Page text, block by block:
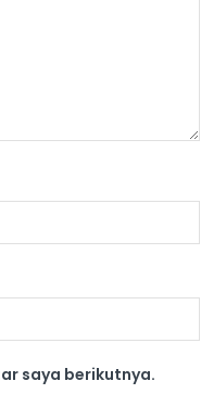
saya berikutnya.